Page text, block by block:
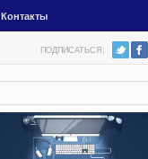
Контакты
ПОДПИСАТЬСЯ: